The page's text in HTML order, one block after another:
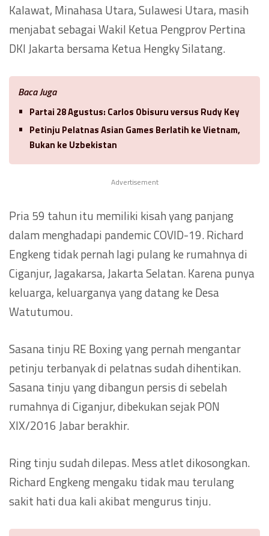
Kalawat, Minahasa Utara, Sulawesi Utara, masih
menjabat sebagai Wakil Ketua Pengprov Pertina
DKI Jakarta bersama Ketua Hengky Silatang.
Baca Juga
Partai 28 Agustus: Carlos Obisuru versus Rudy Key
Petinju Pelatnas Asian Games Berlatih ke Vietnam,
Bukan ke Uzbekistan
Advertisement
Pria 59 tahun itu memiliki kisah yang panjang
dalam menghadapi pandemic COVID-19. Richard
Engkeng tidak pernah lagi pulang ke rumahnya di
Ciganjur, Jagakarsa, Jakarta Selatan. Karena punya
keluarga, keluarganya yang datang ke Desa
Watutumou.
Sasana tinju RE Boxing yang pernah mengantar
petinju terbanyak di pelatnas sudah dihentikan.
Sasana tinju yang dibangun persis di sebelah
rumahnya di Ciganjur, dibekukan sejak PON
XIX/2016 Jabar berakhir.
Ring tinju sudah dilepas. Mess atlet dikosongkan.
Richard Engkeng mengaku tidak mau terulang
sakit hati dua kali akibat mengurus tinju.